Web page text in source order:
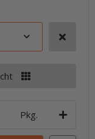
Pkg.